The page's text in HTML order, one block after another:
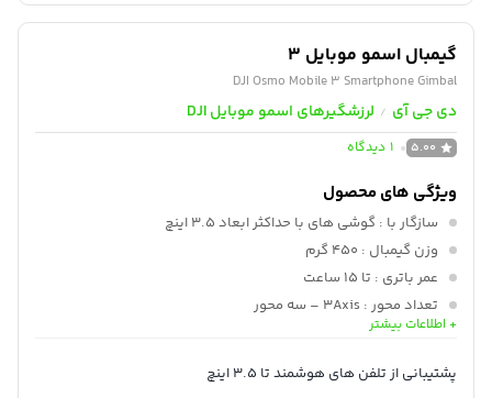
گیمبال اسمو موبایل 3
DJI Osmo Mobile 3 Smartphone Gimbal
دی جی آی / لرزشگیرهای اسمو موبایل DJI
5.00
1 دیدگاه
ویژگی های محصول
سازگار با : گوشی های با حداکثر ابعاد 3.5 اینچ
وزن گیمبال : 450 گرم
عمر باتری : تا 15 ساعت
تعداد محور : 3Axis – سه محور
امکان ویژه: دارای زوم بر روی گیمبال+ اطلاعات بیشتر
پشتیبانی از تلفن های هوشمند تا 3.5 اینچ